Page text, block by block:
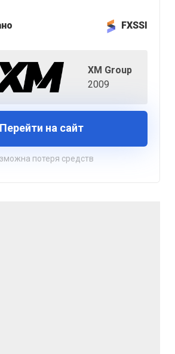
FXSSI
XM Group
2009
Перейти на сайт
потеря средств